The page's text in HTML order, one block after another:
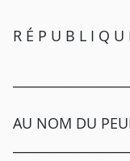
R É P U B L I Q U
AU NOM DU